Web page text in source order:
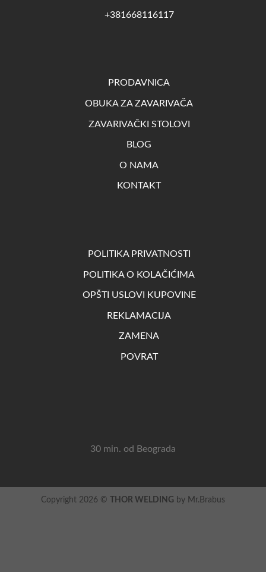
+381668116117
PRODAVNICA
OBUKA ZA ZAVARIVAČA
ZAVARIVAČKI STOLOVI
BLOG
O NAMA
KONTAKT
POLITIKA PRIVATNOSTI
POLITIKA O KOLAČIĆIMA
OPŠTI USLOVI KUPOVINE
REKLAMACIJA
ZAMENA
POVRAT
30 min. od Beograda
Copyright 2026 © THOR WELDING by Mr.Brabus